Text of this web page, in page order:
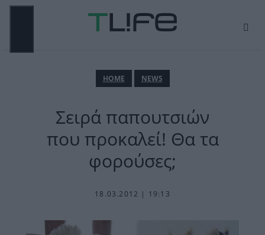
Μετάβαση
ΗΟΜΕ NEWS
Σειρά παπουτσιών
που προκαλεί! Θα τα
φορούσες;
18.03.2012 | 19:13